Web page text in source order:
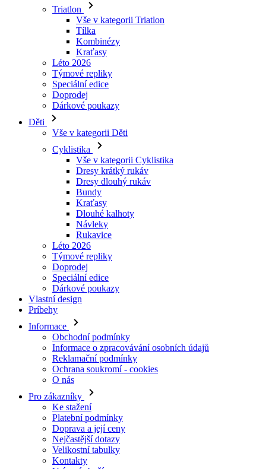
Léto 2026
Týmové repliky
Speciální edice
Doprodej
Dárkové poukazy
Děti
Vše v kategorii Děti
Cyklistika
Vše v kategorii Cyklistika
Dresy dlouhý rukáv
Bundy
Kraťasy
Dlouhé kalhoty
Návleky
Rukavice
Léto 2026
Týmové repliky
Doprodej
Speciální edice
Dárkové poukazy
Vlastní design
Príbehy
Informace
Obchodní podmínky
Informace o zpracovávání osobních údajů
Reklamační podmínky
Ochrana soukromí - cookies
O nás
Pro zákazníky
Ke stažení
Platební podmínky
Doprava a její ceny
Nejčastější dotazy
Velikostní tabulky
Kontakty
Vrácení zboží
Přihlásit se